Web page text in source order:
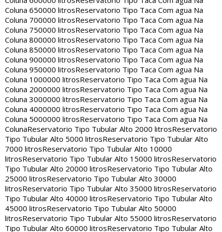
Coluna 650000 litrosReservatorio Tipo Taca Com agua Na
Coluna 700000 litrosReservatorio Tipo Taca Com agua Na
Coluna 750000 litrosReservatorio Tipo Taca Com agua Na
Coluna 800000 litrosReservatorio Tipo Taca Com agua Na
Coluna 850000 litrosReservatorio Tipo Taca Com agua Na
Coluna 900000 litrosReservatorio Tipo Taca Com agua Na
Coluna 950000 litrosReservatorio Tipo Taca Com agua Na
Coluna 1000000 litrosReservatorio Tipo Taca Com agua Na
Coluna 2000000 litrosReservatorio Tipo Taca Com agua Na
Coluna 3000000 litrosReservatorio Tipo Taca Com agua Na
Coluna 4000000 litrosReservatorio Tipo Taca Com agua Na
Coluna 5000000 litrosReservatorio Tipo Taca Com agua Na
ColunaReservatorio Tipo Tubular Alto 2000 litrosReservatorio
Tipo Tubular Alto 5000 litrosReservatorio Tipo Tubular Alto
7000 litrosReservatorio Tipo Tubular Alto 10000
litrosReservatorio Tipo Tubular Alto 15000 litrosReservatorio
Tipo Tubular Alto 20000 litrosReservatorio Tipo Tubular Alto
25000 litrosReservatorio Tipo Tubular Alto 30000
litrosReservatorio Tipo Tubular Alto 35000 litrosReservatorio
Tipo Tubular Alto 40000 litrosReservatorio Tipo Tubular Alto
45000 litrosReservatorio Tipo Tubular Alto 50000
litrosReservatorio Tipo Tubular Alto 55000 litrosReservatorio
Tipo Tubular Alto 60000 litrosReservatorio Tipo Tubular Alto